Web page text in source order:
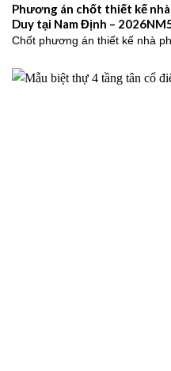
Phương án chốt thiết kế
Duy tại Nam Định –
Chốt phương án thiết kế nhà